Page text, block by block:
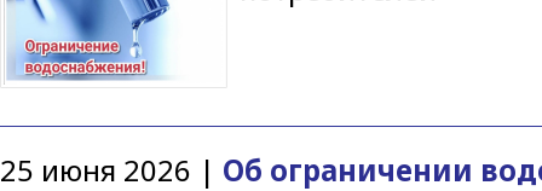
25 июня 2026 | Об ограничении